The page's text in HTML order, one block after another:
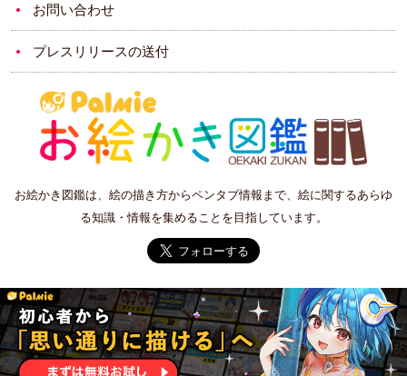
お問い合わせ
プレスリリースの送付
お絵かき図鑑は、絵の描き方からペンタブ情報まで、絵に関するあらゆ
る知識・情報を集めることを目指しています。